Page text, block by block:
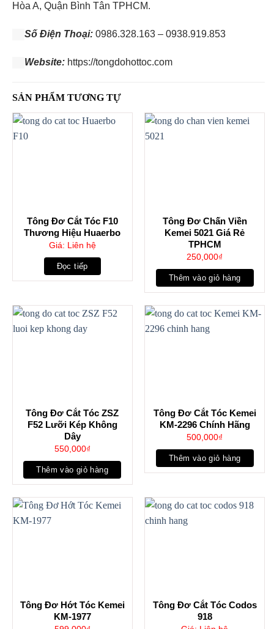
Hòa A, Quận Bình Tân TPHCM.
Số Điện Thoại: 0986.328.163 – 0938.919.853
Website: https://tongdohottoc.com
SẢN PHẨM TƯƠNG TỰ
Tông Đơ Cắt Tóc F10
Thương Hiệu Huaerbo
Giá: Liên hệ
Đọc tiếp
Tông Đơ Chấn Viền
Kemei 5021 Giá Rẻ
TPHCM
250,000₫
Thêm vào giỏ hàng
Tông Đơ Cắt Tóc ZSZ
F52 Lưỡi Kép Không
Dây
550,000₫
Thêm vào giỏ hàng
Tông Đơ Cắt Tóc Kemei
KM-2296 Chính Hãng
500,000₫
Thêm vào giỏ hàng
Tông Đơ Hớt Tóc Kemei
KM-1977
Tông Đơ Cắt Tóc Codos
918